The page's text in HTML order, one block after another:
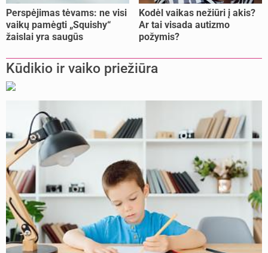
Perspėjimas tėvams: ne visi
vaikų pamėgti „Squishy“
žaislai yra saugūs
Kodėl vaikas nežiūri į akis?
Ar tai visada autizmo
požymis?
Kūdikio ir vaiko priežiūra